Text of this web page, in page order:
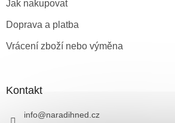
Jak nakupovat
Doprava a platba
Vrácení zboží nebo výměna
Kontakt
info@naradihned.cz